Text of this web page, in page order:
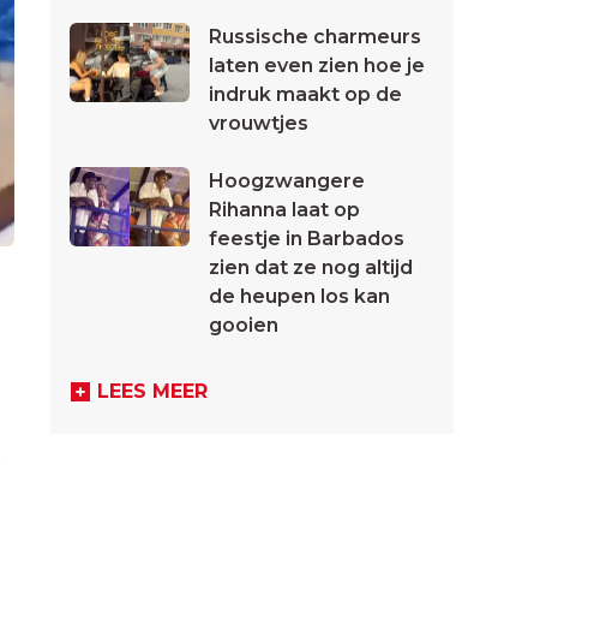
Russische charmeurs
laten even zien hoe je
indruk maakt op de
vrouwtjes
Hoogzwangere
Rihanna laat op
feestje in Barbados
zien dat ze nog altijd
de heupen los kan
gooien
LEES MEER